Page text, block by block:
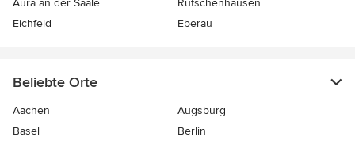
Aura an der Saale
Rütschenhausen
Eichfeld
Eberau
Beliebte Orte
Aachen
Augsburg
Basel
Berlin